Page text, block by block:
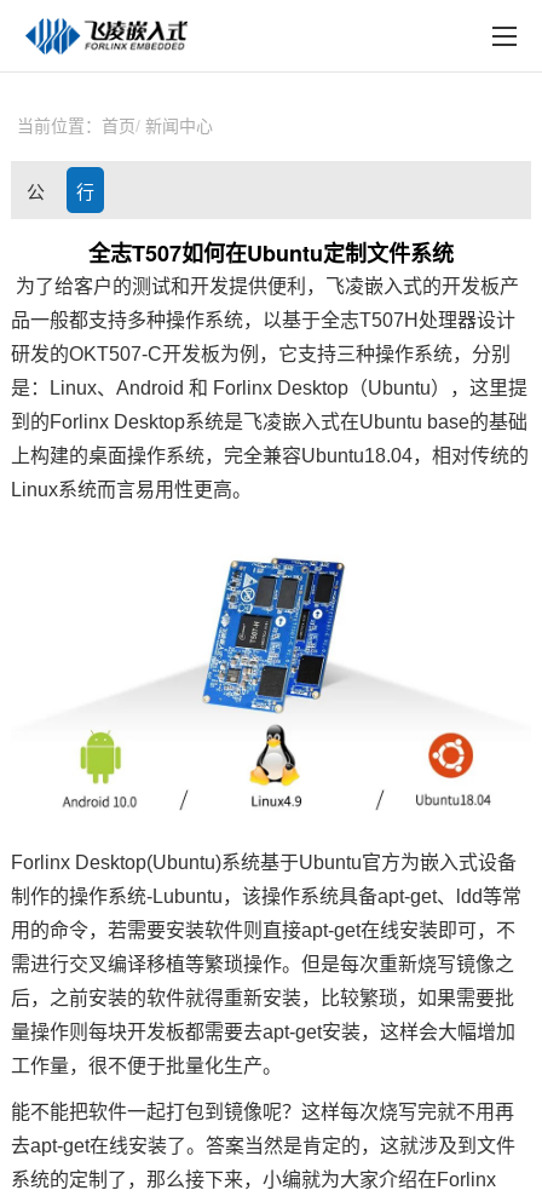
技术与支持
在线文档
方案定制
天猫商城
淘宝商城
在线购买
当前位置： 首页 新闻中心
公
动
态
行
业
资
讯
全志T507如何在Ubuntu定制文件系统
为了给客户的测试和开发提供便利， 飞凌嵌入式的开发板产
品一般都支持多种操作系统，以基于全志T507H处理器设计
研发的OKT507-C开发板为例，它支持三种操作系统，分别
是：Linux、Android 和 Forlinx Desktop（Ubuntu），这里提
到的Forlinx Desktop系统是飞凌嵌入式在Ubuntu base的基础
上构建的桌面操作系统，完全兼容Ubuntu18.04，相对传统的
Linux系统而言易用性更高。
Forlinx Desktop(Ubuntu)系统基于Ubuntu官方为嵌入式设备
制作的操作系统-Lubuntu，该操作系统具备apt-get、ldd等常
用的命令，若需要安装软件则直接apt-get在线安装即可，不
需进行交叉编译移植等繁琐操作。但是每次重新烧写镜像之
后，之前安装的软件就得重新安装，比较繁琐，如果需要批
量操作则每块开发板都需要去apt-get安装，这样会大幅增加
工作量，很不便于批量化生产。
能不能把软件一起打包到镜像呢？这样每次烧写完就不用再
去apt-get在线安装了。答案当然是肯定的，这就涉及到文件
系统的定制了，那么接下来，小编就为大家介绍在Forlinx